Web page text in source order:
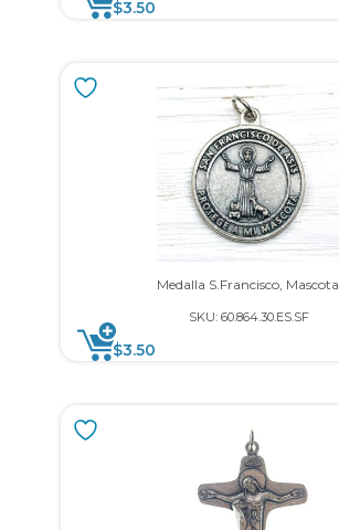
$3.50
Medalla S.Francisco, Mascota
SKU: 60.864.30.ES.SF
$3.50